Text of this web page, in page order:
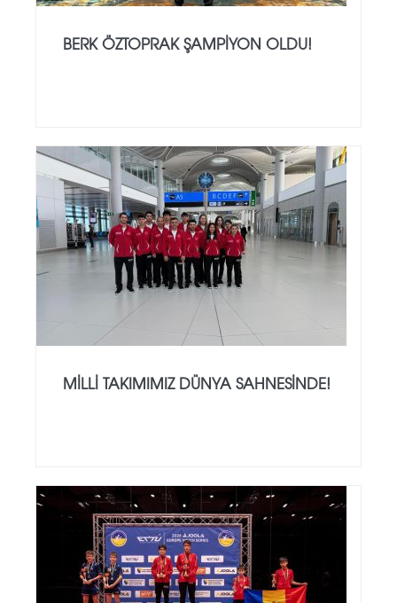
BERK ÖZTOPRAK ŞAMPIYON OLDU!
MILLI TAKIMIMIZ DÜNYA SAHNESINDE!